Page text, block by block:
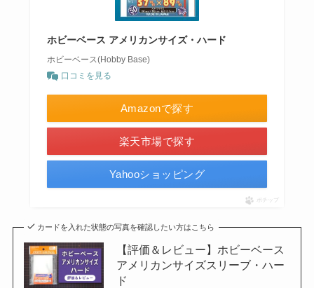
ホビーベース アメリカンサイズ・ハード
ホビーベース(Hobby Base)
口コミを見る
Amazonで探す
楽天市場で探す
Yahooショッピング
ポチップ
カードを入れた状態の写真を確認したい方はこちら
【評価＆レビュー】ホビーベース
アメリカンサイズスリーブ・ハー
ド